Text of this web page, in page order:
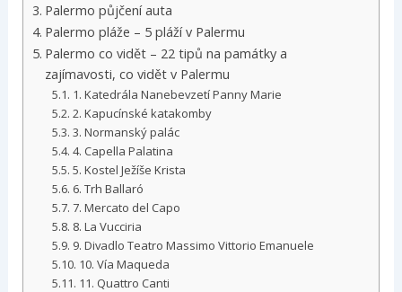
Palermo půjčení auta
Palermo pláže – 5 pláží v Palermu
Palermo co vidět – 22 tipů na památky a
zajímavosti, co vidět v Palermu
1. Katedrála Nanebevzetí Panny Marie
2. Kapucínské katakomby
3. Normanský palác
4. Capella Palatina
5. Kostel Ježíše Krista
6. Trh Ballaró
7. Mercato del Capo
8. La Vucciria
9. Divadlo Teatro Massimo Vittorio Emanuele
10. Vía Maqueda
11. Quattro Canti